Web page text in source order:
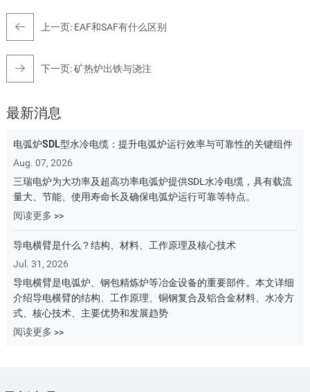
上一页: EAF和SAF有什么区别
下一页:矿热炉出铁与浇注
最新消息
电弧炉SDL型水冷电缆：提升电弧炉运行效率与可靠性的关键组件
Aug. 07, 2026
三瑞电炉为大功率及超高功率电弧炉提供SDL水冷电缆，具有载流
量大、节能、使用寿命长及确保电弧炉运行可靠等特点。
阅读更多 >>
导电横臂是什么？结构、材料、工作原理及核心技术
Jul. 31, 2026
导电横臂是电弧炉、钢包精炼炉等冶金设备的重要部件。本文详细
介绍导电横臂的结构、工作原理、铜钢复合及铝合金材料、水冷方
式、核心技术、主要优势和发展趋势
阅读更多 >>